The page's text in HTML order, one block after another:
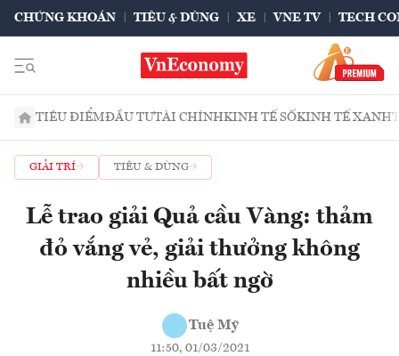
CHỨNG KHOÁN TIÊU & DÙNG XE VNE TV TECH
TIÊU ĐIỂMĐẦU TƯTÀI CHÍNHKINH TẾ SỐKINH TẾ XANH
GIẢI TRÍ TIÊU & DÙNG
Lễ trao giải Quả cầu Vàng: thảm
đỏ vắng vẻ, giải thưởng không
nhiều bất ngờ
Tuệ Mỹ
11:50, 01/03/2021